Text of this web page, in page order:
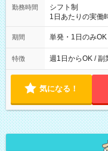
間】試用期間なし
勤務時間
シフト制
1日あたりの実働
間は 試験により
期間 単発・1日のみOK
特徴 週1日からOK / 副
気になる！